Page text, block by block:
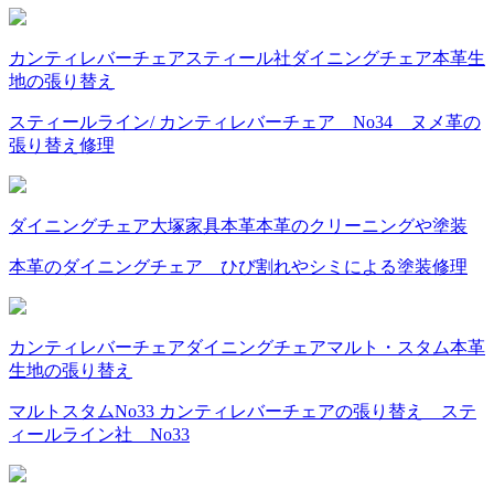
カンティレバーチェアスティール社ダイニングチェア本革生
地の張り替え
スティールライン/ カンティレバーチェア No34 ヌメ革の
張り替え修理
ダイニングチェア大塚家具本革本革のクリーニングや塗装
本革のダイニングチェア ひび割れやシミによる塗装修理
カンティレバーチェアダイニングチェアマルト・スタム本革
生地の張り替え
マルトスタムNo33 カンティレバーチェアの張り替え ステ
ィールライン社 No33